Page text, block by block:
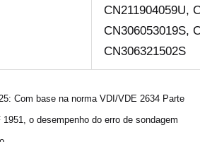
CN211904059U,
CN306053019S,
CN306321502S
Com base na norma VDI/VDE 2634 Parte
o desempenho do erro de sondagem